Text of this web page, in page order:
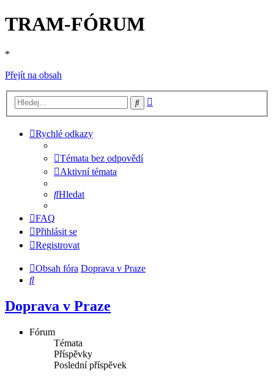
TRAM-FÓRUM
*
Přejít na obsah
Hledat
Rychlé odkazy
Témata bez odpovědí
Aktivní témata
Hledat
FAQ
Přihlásit se
Registrovat
Obsah fóra Doprava v Praze
Hledat
Doprava v Praze
Fórum
Témata
Příspěvky
Poslední příspěvek